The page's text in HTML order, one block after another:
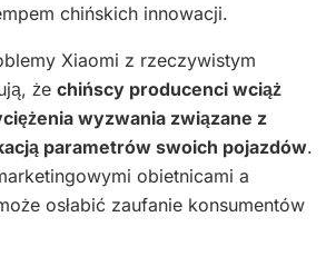
chińskich innowacji.
Xiaomi z rzeczywistym
że chińscy producenci wciąż
wyzwania związane z
parametrów swoich pojazdów.
obietnicami a
osłabić zaufanie konsumentów